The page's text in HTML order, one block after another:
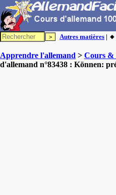
Autres matières | 🔸
Apprendre l'allemand > Cours &
d'allemand n°83438 : Können: